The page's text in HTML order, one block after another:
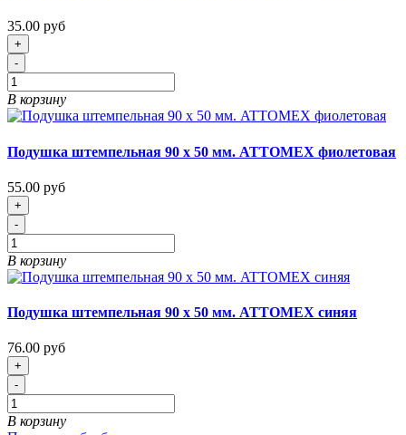
35.00 руб
+
-
В корзину
Подушка штемпельная 90 х 50 мм. ATTOMEX фиолетовая
55.00 руб
+
-
В корзину
Подушка штемпельная 90 х 50 мм. ATTOMEX синяя
76.00 руб
+
-
В корзину